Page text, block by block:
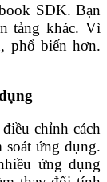
SDK. Bạn
tảng khác. Vì
phổ biến hơn.
chỉnh cách
ứng dụng.
ứng dụng